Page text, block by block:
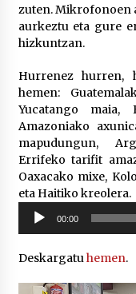
zuten. Mikrofonoen
aurkeztu eta gure
hizkuntzan.
Hurrenez hurren,
hemen:
Yucatango maia,
Amazoniako
mapudungun,
Errifeko tarifit
Oaxacako mixe,
eta Haitiko kreolera.
Soinu
erreproduzigailua
00:00
Deskargatuhemen.